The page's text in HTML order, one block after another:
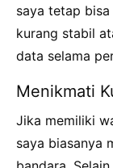
saya tetap
kurang stabil
data selama
Menikmati
Jika memiliki
saya biasanya